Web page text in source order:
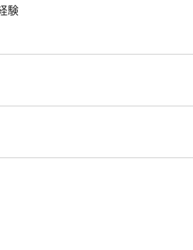
験